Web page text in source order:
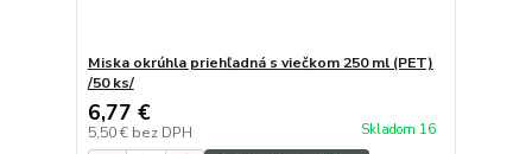
Miska okrúhla priehľadná s viečkom 250 ml (PET)
/50 ks/
6,77 €
5,50 € bez DPH Skladom 16